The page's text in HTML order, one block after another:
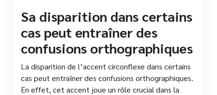
Sa disparition dans certains
cas peut entraîner des
confusions orthographiques
La disparition de l’accent circonflexe dans certains
cas peut entraîner des confusions orthographiques.
En effet, cet accent joue un rôle crucial dans la